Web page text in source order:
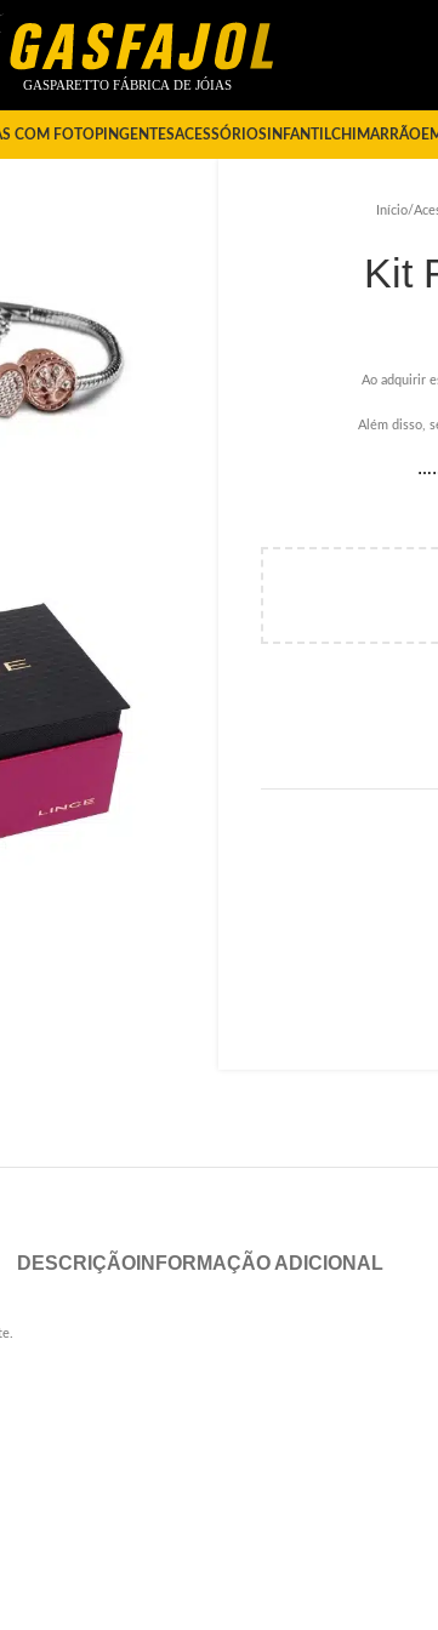
COM FOTOPINGENTESACESSÓRIOS INFANTILCHIMARRÃO
Início/
Kit
Ao adquirir
Além disso,
DESCRIÇÃO INFORMAÇÃO ADICIONAL